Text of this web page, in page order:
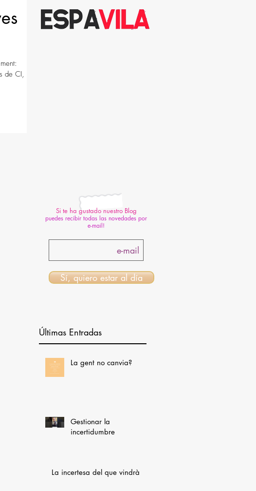
de CI, es
Si te ha gustado nuestro Blog
puedes recibir todas las novedades por
e-mail!
Sí, quiero estar al día
Últimas Entradas
La gent no canvia?
Gestionar la
incertidumbre
La incertesa del que vindrà